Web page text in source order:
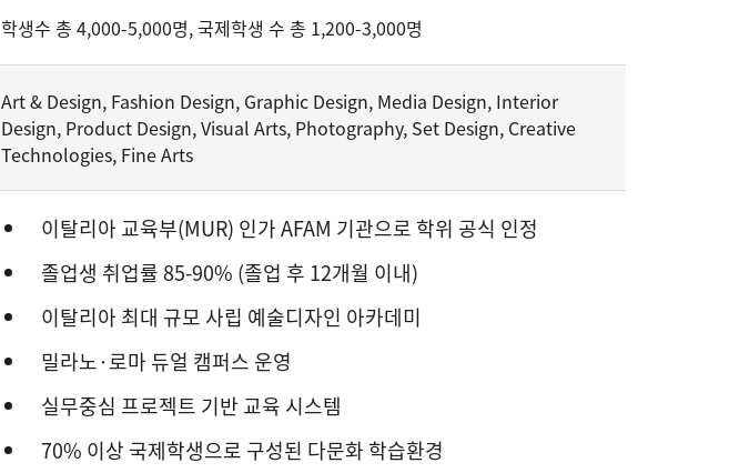
학생수 총 4,000-5,000명, 국제학생 수 총 1,200-3,000명
Art & Design, Fashion Design, Graphic Design, Media Design, Interior
Design, Product Design, Visual Arts, Photography, Set Design, Creative
Technologies, Fine Arts
이탈리아 교육부(MUR) 인가 AFAM 기관으로 학위 공식 인정
졸업생 취업률 85-90% (졸업 후 12개월 이내)
이탈리아 최대 규모 사립 예술디자인 아카데미
밀라노·로마 듀얼 캠퍼스 운영
실무중심 프로젝트 기반 교육 시스템
70% 이상 국제학생으로 구성된 다문화 학습환경